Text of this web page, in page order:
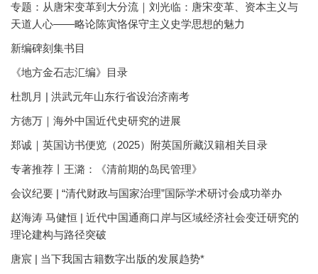
专题：从唐宋变革到大分流｜刘光临：唐宋变革、资本主义与
天道人心——略论陈寅恪保守主义史学思想的魅力
新编碑刻集书目
《地方金石志汇编》目录
杜凯月 | 洪武元年山东行省设治济南考
方徳万｜海外中国近代史研究的进展
郑诚｜英国访书便览（2025）附英国所藏汉籍相关目录
专著推荐丨王潞：《清前期的岛民管理》
会议纪要 | “清代财政与国家治理”国际学术研讨会成功举办
赵海涛 马健恒 | 近代中国通商口岸与区域经济社会变迁研究的
理论建构与路径突破
唐宸 | 当下我国古籍数字出版的发展趋势*